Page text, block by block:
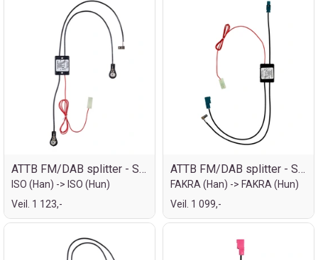
ATTB FM/DAB splitter - SMB
ISO (Han) -> ISO (Hun)
Veil. 1 123,-
ATTB FM/DAB splitter - SMB
FAKRA (Han) -> FAKRA (Hun)
Veil. 1 099,-